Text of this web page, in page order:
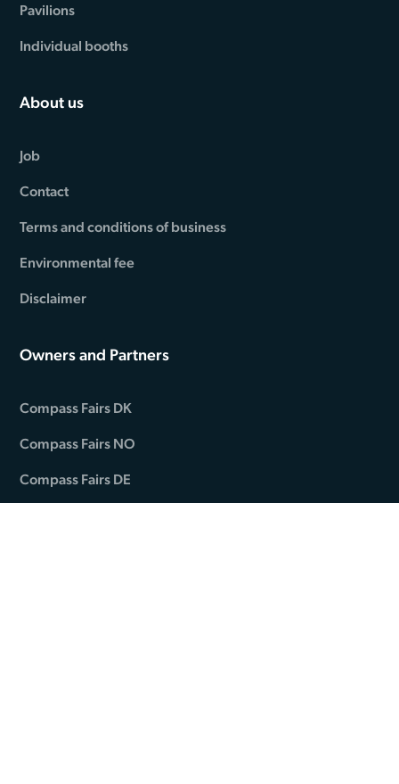
Pavilions
Individual booths
About us
Job
Contact
Terms and conditions of business
Environmental fee
Disclaimer
Owners and Partners
Compass Fairs DK
Compass Fairs NO
Compass Fairs DE